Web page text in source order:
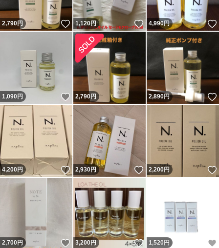
2,790円 いいね！
1,120円 いいね！
4,990円
1,090円 いいね！
2,790円 2,890円
4,200円 いいね！
2,930円 いいね！
2,200円
2,700円 いいね！
3,200円 いいね！
1,520 円